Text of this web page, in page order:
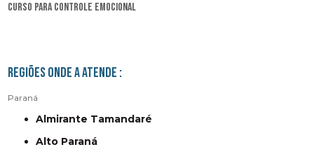
curso para controle emocional
Regiões onde a atende :
Paraná
Almirante Tamandaré
Alto Paraná